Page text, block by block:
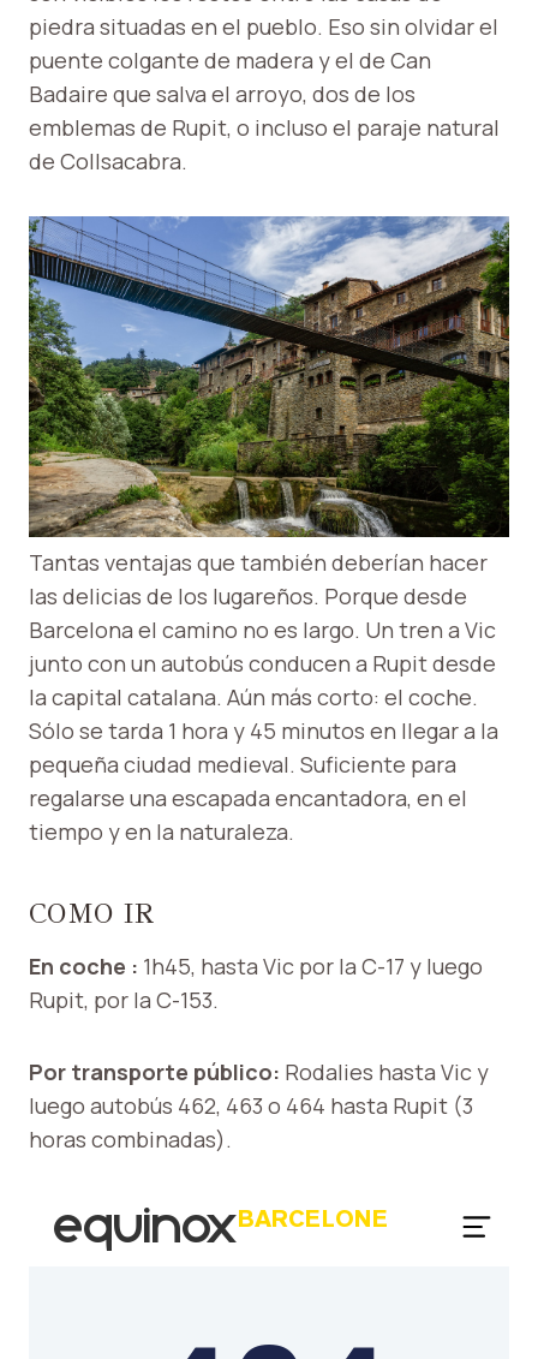
piedra situadas en el pueblo. Eso sin olvidar el
puente colgante de madera y el de Can
Badaire que salva el arroyo, dos de los
emblemas de Rupit, o incluso el paraje natural
de Collsacabra.
Tantas ventajas que también deberían hacer
las delicias de los lugareños. Porque desde
Barcelona el camino no es largo. Un tren a Vic
junto con un autobús conducen a Rupit desde
la capital catalana. Aún más corto: el coche.
Sólo se tarda 1 hora y 45 minutos en llegar a la
pequeña ciudad medieval. Suficiente para
regalarse una escapada encantadora, en el
tiempo y en la naturaleza.
COMO IR
En coche : 1h45, hasta Vic por la C-17 y luego
Rupit, por la C-153.
Por transporte público: Rodalies hasta Vic y
luego autobús 462, 463 o 464 hasta Rupit (3
horas combinadas).